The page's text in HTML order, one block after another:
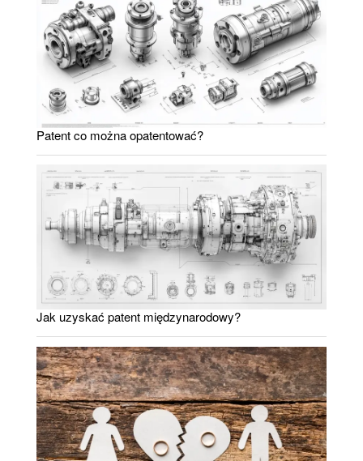
Patent co można opatentować?
Jak uzyskać patent międzynarodowy?